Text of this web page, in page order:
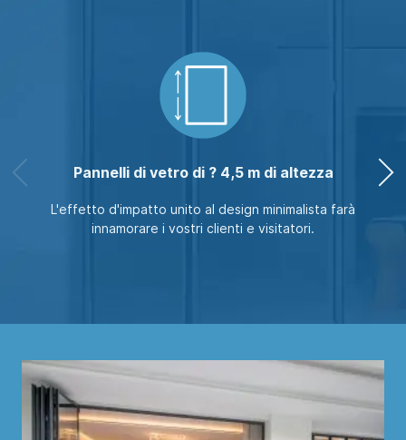
Pannelli di vetro di ? 4,5 m di altezza
L'effetto d'impatto unito al design minimalista farà
innamorare i vostri clienti e visitatori.